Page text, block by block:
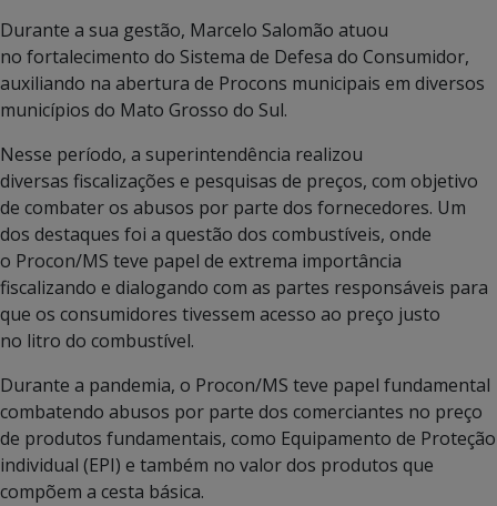
Durante a sua gestão, Marcelo Salomão atuou
no fortalecimento do Sistema de Defesa do Consumidor,
auxiliando na abertura de Procons municipais em diversos
municípios do Mato Grosso do Sul.
Nesse período, a superintendência realizou
diversas fiscalizações e pesquisas de preços, com objetivo
de combater os abusos por parte dos fornecedores. Um
dos destaques foi a questão dos combustíveis, onde
o Procon/MS teve papel de extrema importância
fiscalizando e dialogando com as partes responsáveis para
que os consumidores tivessem acesso ao preço justo
no litro do combustível.
Durante a pandemia, o Procon/MS teve papel fundamental
combatendo abusos por parte dos comerciantes no preço
de produtos fundamentais, como Equipamento de Proteção
individual (EPI) e também no valor dos produtos que
compõem a cesta básica.